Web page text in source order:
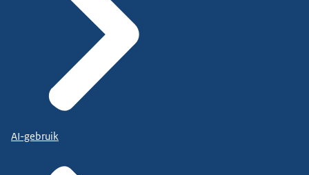
AI-gebruik